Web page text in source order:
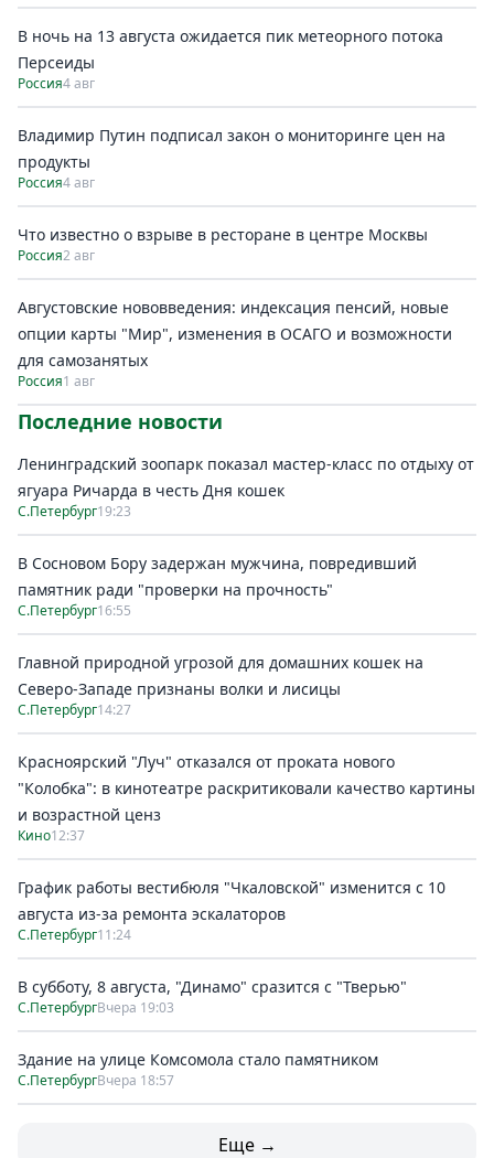
В ночь на 13 августа ожидается пик метеорного потока
Персеиды
Россия4 авг
Владимир Путин подписал закон о мониторинге цен на
продукты
Россия4 авг
Что известно о взрыве в ресторане в центре Москвы
Россия2 авг
Августовские нововведения: индексация пенсий, новые
опции карты "Мир", изменения в ОСАГО и возможности
для самозанятых
Россия1 авг
Последние новости
Ленинградский зоопарк показал мастер-класс по отдыху от
ягуара Ричарда в честь Дня кошек
С.Петербург19:23
В Сосновом Бору задержан мужчина, повредивший
памятник ради "проверки на прочность"
С.Петербург16:55
Главной природной угрозой для домашних кошек на
Северо-Западе признаны волки и лисицы
С.Петербург14:27
Красноярский "Луч" отказался от проката нового
"Колобка": в кинотеатре раскритиковали качество картины
и возрастной ценз
Кино12:37
График работы вестибюля "Чкаловской" изменится с 10
августа из-за ремонта эскалаторов
С.Петербург11:24
В субботу, 8 августа, "Динамо" сразится с "Тверью"
С.ПетербургВчера 19:03
Здание на улице Комсомола стало памятником
С.ПетербургВчера 18:57
Еще →